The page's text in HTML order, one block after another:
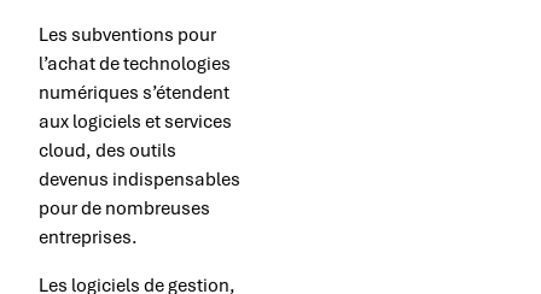
Les subventions pour
l’achat de technologies
numériques s’étendent
aux logiciels et services
cloud, des outils
devenus indispensables
pour de nombreuses
entreprises.
Les logiciels de gestion,